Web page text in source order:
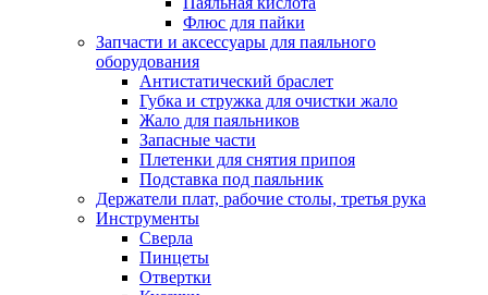
Флюс для пайки
Запчасти и аксессуары для паяльного
оборудования
Антистатический браслет
Губка и стружка для очистки жало
Жало для паяльников
Запасные части
Плетенки для снятия припоя
Подставка под паяльник
Держатели плат, рабочие столы, третья рука
Инструменты
Сверла
Пинцеты
Отвертки